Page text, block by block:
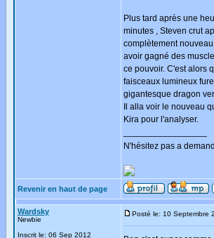
Plus tard après une
minutes , Steven crut
complètement
avoir gagné des
ce pouvoir. C'est alors
faisceaux lumineux
gigantesque dragon
Il alla voir le nouveau
Kira pour l'analyser.
N'hésitez pas a
Revenir en haut de page
Wardsky
Newbie
Inscrit le: 06 Sep 2012
Posté le: 10 Septembre